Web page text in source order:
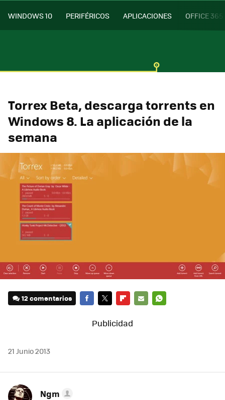
WINDOWS 10 PERIFÉRICOS APLICACIONES OFFICE 365
Torrex Beta, descarga torrents en
Windows 8. La aplicación de la
semana
12 comentarios
21 Junio 2013
Ngm